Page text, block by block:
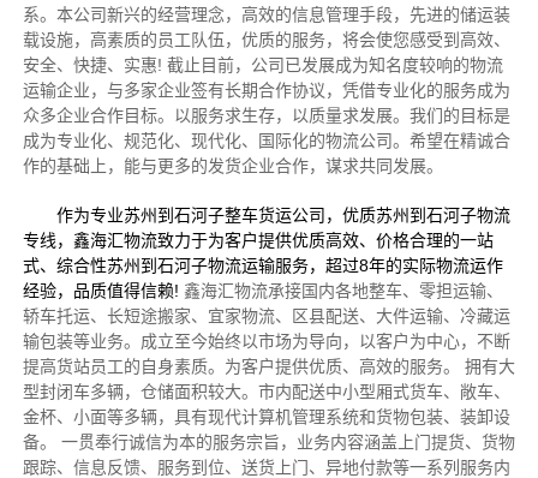
系。本公司新兴的经营理念，高效的信息管理手段，先进的储运装
载设施，高素质的员工队伍，优质的服务，将会使您感受到高效、
安全、快捷、实惠! 截止目前，公司已发展成为知名度较响的物流
运输企业，与多家企业签有长期合作协议，凭借专业化的服务成为
众多企业合作目标。以服务求生存，以质量求发展。我们的目标是
成为专业化、规范化、现代化、国际化的物流公司。希望在精诚合
作的基础上，能与更多的发货企业合作，谋求共同发展。
作为专业苏州到石河子整车货运公司，优质苏州到石河子物流
专线，鑫海汇物流致力于为客户提供优质高效、价格合理的一站
式、综合性苏州到石河子物流运输服务，超过8年的实际物流运作
经验，品质值得信赖! 鑫海汇物流承接国内各地整车、零担运输、
轿车托运、长短途搬家、宜家物流、区县配送、大件运输、冷藏运
输包装等业务。成立至今始终以市场为导向，以客户为中心，不断
提高货站员工的自身素质。为客户提供优质、高效的服务。 拥有大
型封闭车多辆，仓储面积较大。市内配送中小型厢式货车、敞车、
金杯、小面等多辆，具有现代计算机管理系统和货物包装、装卸设
备。 一贯奉行诚信为本的服务宗旨，业务内容涵盖上门提货、货物
跟踪、信息反馈、服务到位、送货上门、异地付款等一系列服务内